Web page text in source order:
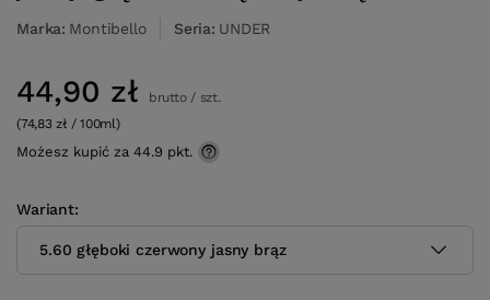
Marka Montibello Seria UNDER
Wariant
5.60 głęboki czerwony jasny brąz
44,90 zł brutto/ szt.
(74,83 zł / 100ml)
Możesz kupić za 44.9 pkt.